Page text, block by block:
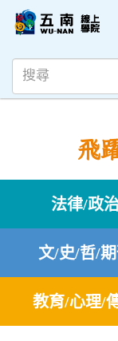
飛
法律/政
文/史/哲/期
教育/心理/